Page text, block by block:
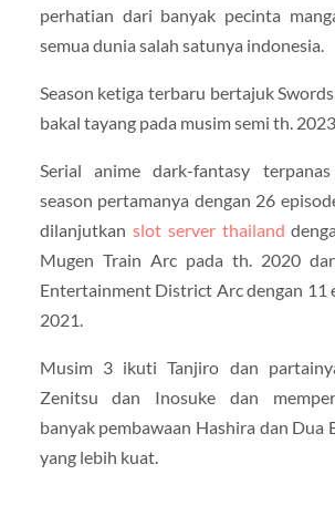
perhatian dari banyak pecinta
semua dunia salah satunya indonesia.
Season ketiga terbaru bertajuk
bakal tayang pada musim semi th.
Serial anime dark-fantasy
season pertamanya dengan 26
dilanjutkan slot server thailand
Mugen Train Arc pada th. 2020
Entertainment District Arc dengan 11
2021.
Musim 3 ikuti Tanjiro dan
Zenitsu dan Inosuke dan
banyak pembawaan Hashira dan Dua
yang lebih kuat.